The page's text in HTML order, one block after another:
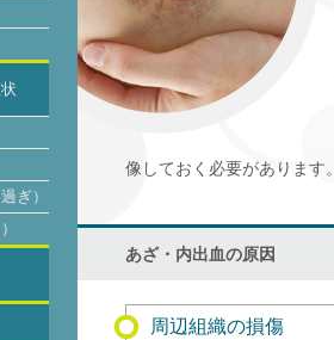
像しておく必要があります。
あざ・内出血の原因
周辺組織の損傷
ぎ）